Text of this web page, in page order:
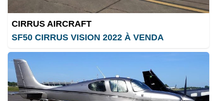
CIRRUS AIRCRAFT
SF50 CIRRUS VISION 2022 À VENDA